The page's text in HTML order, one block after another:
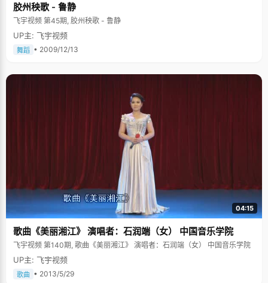
胶州秧歌 - 鲁静
飞宇视频 第45期, 胶州秧歌 - 鲁静
UP主: 飞宇视频
舞蹈 • 2009/12/13
04:15
歌曲《美丽湘江》 演唱者：石润端（女） 中国音乐学院
飞宇视频 第140期, 歌曲《美丽湘江》 演唱者：石润端（女） 中国音乐学院
UP主: 飞宇视频
歌曲 • 2013/5/29